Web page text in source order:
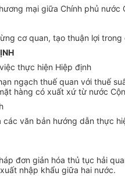
mại giữa Chính phủ
cơ quan, tạo thuận lợi
thực hiện Hiệp định
ngạch thuế quan với thuế
hàng có xuất xứ từ nước
văn bản hướng dẫn thực
đơn giản hóa thủ tục hải
nhập khẩu giữa hai nước.